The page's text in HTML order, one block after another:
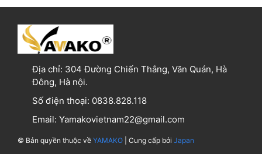
Địa chỉ: 304 Đường Chiến Thắng, Văn Quán, Hà
Đông, Hà nội.
Số điện thoại: 0838.828.118
Email: Yamakovietnam22@gmail.com
© Bản quyền thuộc về YAMAKO | Cung cấp bởi Japan